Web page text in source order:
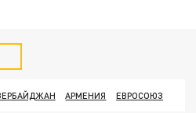
АРМЕНИЯ ЕВРОСОЮЗ